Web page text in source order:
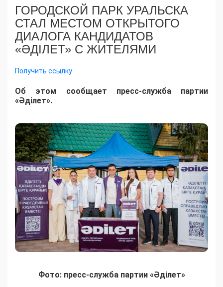
ГОРОДСКОЙ ПАРК УРАЛЬСКА
СТАЛ МЕСТОМ ОТКРЫТОГО
ДИАЛОГА КАНДИДАТОВ
«ӘДІЛЕТ» С ЖИТЕЛЯМИ
Получить ссылку
Об этом сообщает пресс-служба партии
«Әділет».
Фото: пресс-служба партии «Әділет»